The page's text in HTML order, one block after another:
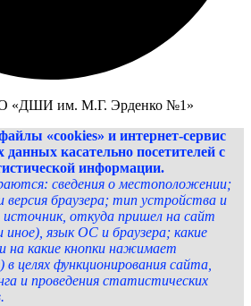
«ДШИ им. М.Г. Эрденко №1»
«cookies» и интернет-сервис
данных касательно посетителей с
информации.
сведения о местоположении;
браузера; тип устройства и
источник, откуда пришел на сайт
иное), язык ОС и браузера; какие
какие кнопки нажимает
в целях функционирования сайта,
и проведения статистических